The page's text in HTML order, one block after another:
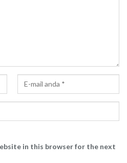
in this browser for the next